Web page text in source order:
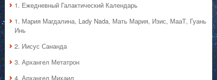
1. Ежедневный Галактический Календарь
1. Мария Магдалина, Lady Nada, Мать Мария, Изис, МааТ, Гуань
Инь
2. Иисус Сананда
3. Архангел Метатрон
4. Архангел Михаил